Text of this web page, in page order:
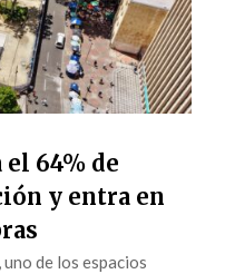
64% de
y entra en
de los espacios